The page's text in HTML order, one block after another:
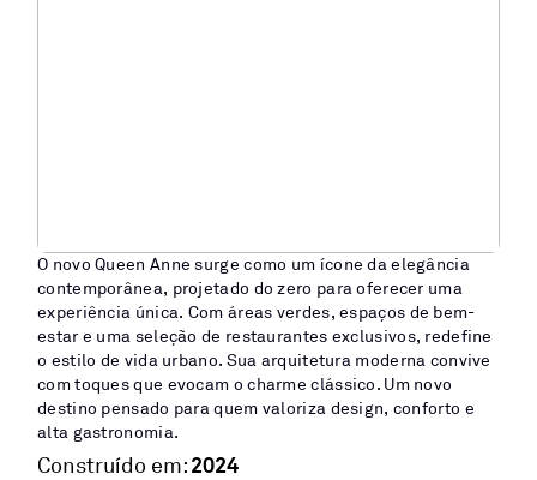
O novo Queen Anne surge como um ícone da elegância
contemporânea, projetado do zero para oferecer uma
experiência única. Com áreas verdes, espaços de bem-
estar e uma seleção de restaurantes exclusivos, redefine
o estilo de vida urbano. Sua arquitetura moderna convive
com toques que evocam o charme clássico. Um novo
destino pensado para quem valoriza design, conforto e
alta gastronomia.
Construído em:2024